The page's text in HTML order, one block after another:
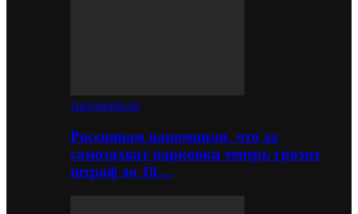
Автомобили
Россиянам напомнили, что за
самозахват парковки теперь грозит
штраф до 10…